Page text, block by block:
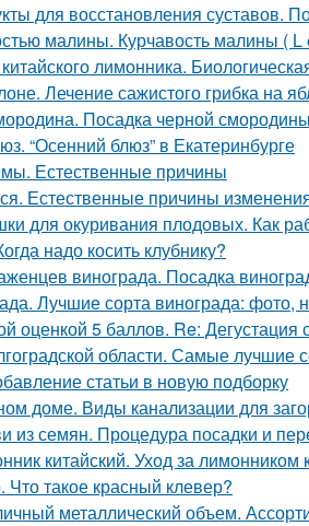
для восстановления суставов.
малины. Курчавость малины ( L
лимонника.
Лечение сажистого грибка на
Посадка черной смородины
“Осенний блюз” в Екатеринбурге
Естественные причины
Естественные причины
для окуривания плодовых. Как
надо косить клубнику?
винограда. Посадка
Лучшие сорта винограда: фото,
оценкой 5 баллов. Re:
области. Самые лучшие
статьи в новую подборку
доме. Виды канализации для
из семян. Процедура посадки и
китайский. Уход за лимонником
такое красный клевер?
металлический объем.